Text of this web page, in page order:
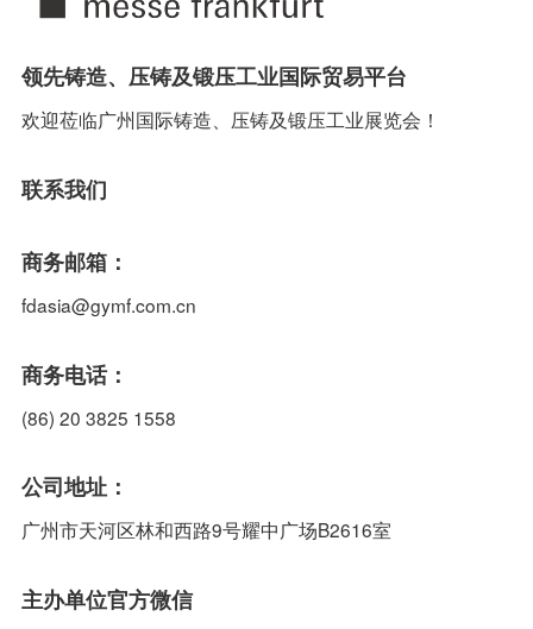
领先铸造、压铸及锻压工业国际贸易平台
欢迎莅临广州国际铸造、压铸及锻压工业展览会！
联系我们
商务邮箱：
fdasia@gymf.com.cn
商务电话：
(86) 20 3825 1558
公司地址：
广州市天河区林和西路9号耀中广场B2616室
主办单位官方微信